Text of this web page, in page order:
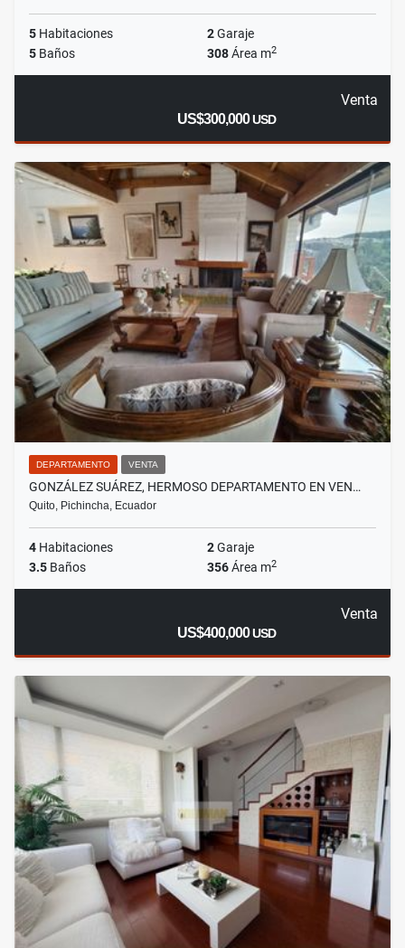
5 Habitaciones 2Garaje
5 Baños 308Área m2
Venta
US$300,000USD
DEPARTAMENTO VENTA
GONZÁLEZ SUÁREZ, HERMOSO DEPARTAMENTO EN VEN…
Quito, Pichincha, Ecuador
4 Habitaciones 2Garaje
3.5 Baños 356Área m2
Venta
US$400,000USD